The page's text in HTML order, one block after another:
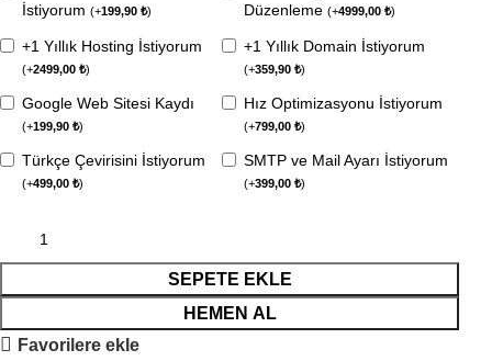
İstiyorum(+199,90₺)
Düzenleme(+4999,00₺)
+1 Yıllık Hosting İstiyorum
(+2499,00₺)
+1 Yıllık Domain İstiyorum
(+359,90₺)
Google Web Sitesi Kaydı
(+199,90₺)
Hız Optimizasyonu İstiyorum
(+799,00₺)
Türkçe Çevirisini İstiyorum
(+499,00₺)
SMTP ve Mail Ayarı İstiyorum
(+399,00₺)
SEPETE EKLE
HEMEN AL
Favorilere ekle